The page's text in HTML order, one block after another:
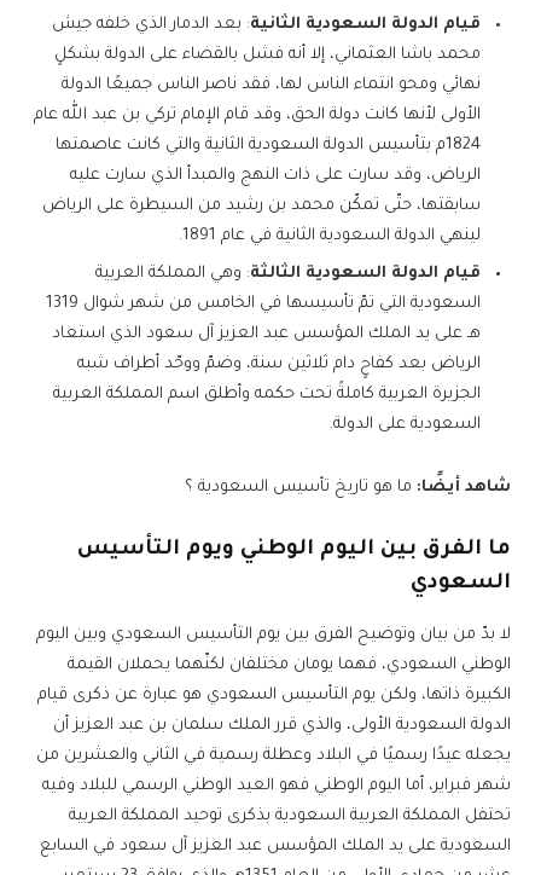
قيام الدولة السعودية الثانية: بعد الدمار الذي خلفه جيش
محمد باشا العثماني، إلا أنه فشل بالقضاء على الدولة بشكلٍ
نهائي ومحو انتماء الناس لها، فقد ناصر الناس جميعًا الدولة
الأولى لأنها كانت دولة الحق، وقد قام الإمام تركي بن عبد الله عام
1824م بتأسيس الدولة السعودية الثانية والتي كانت عاصمتها
الرياض، وقد سارت على ذات النهج والمبدأ الذي سارت عليه
سابقتها، حتّى تمكّن محمد بن رشيد من السيطرة على الرياض
لينهي الدولة السعودية الثانية في عام 1891.
قيام الدولة السعودية الثالثة: وهي المملكة العربية
السعودية التي تمّ تأسيسها في الخامس من شهر شوال 1319
هـ على يد الملك المؤسس عبد العزيز آل سعود الذي استعاد
الرياض بعد كفاحٍ دام ثلاثين سنة، وضمّ ووحّد أطراف شبه
الجزيرة العربية كاملةً تحت حكمه وأطلق اسم المملكة العربية
السعودية على الدولة.
شاهد أيضًا: ما هو تاريخ تأسيس السعودية ؟
ما الفرق بين اليوم الوطني ويوم التأسيس
السعودي
لا بدّ من بيان وتوضيح الفرق بين يوم التأسيس السعودي وبين اليوم
الوطني السعودي، فهما يومان مختلفان لكنّهما يحملان القيمة
الكبيرة ذاتها، ولكن يوم التأسيس السعودي هو عبارة عن ذكرى قيام
الدولة السعودية الأولى، والذي قرر الملك سلمان بن عبد العزيز أن
يجعله عيدًا رسميًا في البلاد وعطلة رسمية في الثاني والعشرين من
شهر فبراير، أما اليوم الوطني فهو العيد الوطني الرسمي للبلاد وفيه
تحتفل المملكة العربية السعودية بذكرى توحيد المملكة العربية
السعودية على يد الملك المؤسس عبد العزيز آل سعود في السابع